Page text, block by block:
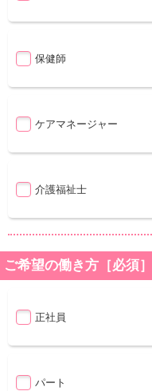
保健師
ケアマネージャー
介護福祉士
ご希望の働き方［必須］
正社員
パート